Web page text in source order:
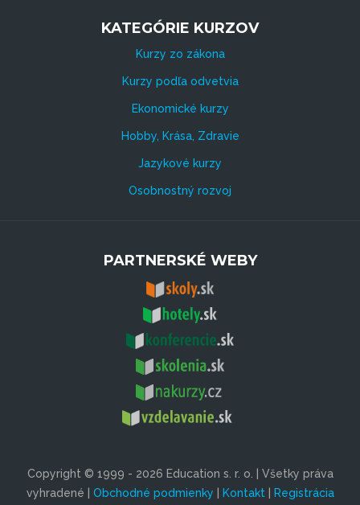
KATEGÓRIE KURZOV
Kurzy zo zákona
Kurzy podľa odvetvia
Ekonomické kurzy
Hobby, Krása, Zdravie
Jazykové kurzy
Osobnostný rozvoj
PARTNERSKÉ WEBY
Copyright © 1999 - 2026 Education s. r. o. | Všetky práva
vyhradené | Obchodné podmienky Kontakt| Registrácia